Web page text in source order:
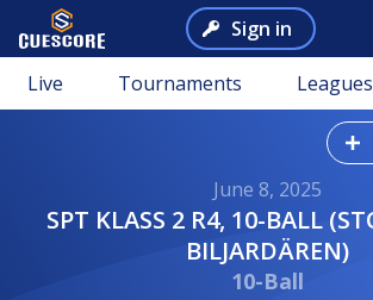
Sign in
Live Tournaments Leagues
June 8, 2025
SPT KLASS 2 R4, 10-BALL (STOCKHOLM
BILJARDÄREN)
10-Ball